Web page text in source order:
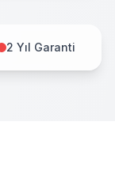
2 Yıl Garanti